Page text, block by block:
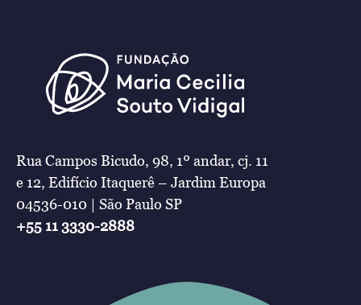
Rua Campos Bicudo, 98, 1º andar, cj. 11
e 12, Edifício Itaquerê – Jardim Europa
04536-010 | São Paulo SP
+55 11 3330-2888